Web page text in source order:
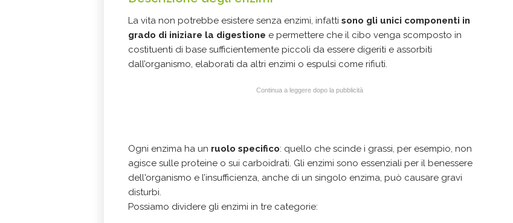
La vita non potrebbe esistere senza enzimi, infatti sono gli unici componenti in
grado di iniziare la digestione e permettere che il cibo venga scomposto in
costituenti di base sufficientemente piccoli da essere digeriti e assorbiti
dall’organismo, elaborati da altri enzimi o espulsi come rifiuti.
Continua a leggere dopo la pubblicità
Ogni enzima ha un ruolo specifico: quello che scinde i grassi, per esempio, non
agisce sulle proteine o sui carboidrati. Gli enzimi sono essenziali per il benessere
dell'organismo e l’insufficienza, anche di un singolo enzima, può causare gravi
disturbi.
Possiamo dividere gli enzimi in tre categorie: